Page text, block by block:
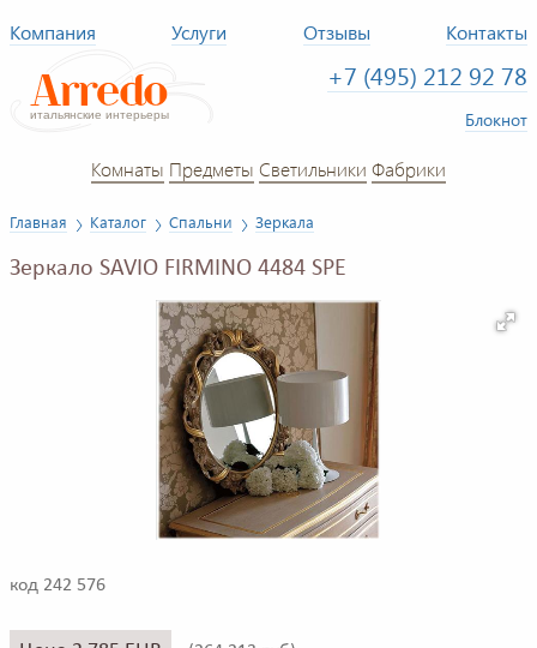
Компания Услуги Отзывы Контакты
+7 (495) 212 92 78
Блокнот
Комнаты Предметы Светильники Фабрики
Главная Каталог Спальни Зеркала
Зеркало SAVIO FIRMINO 4484 SPE
код 242 576